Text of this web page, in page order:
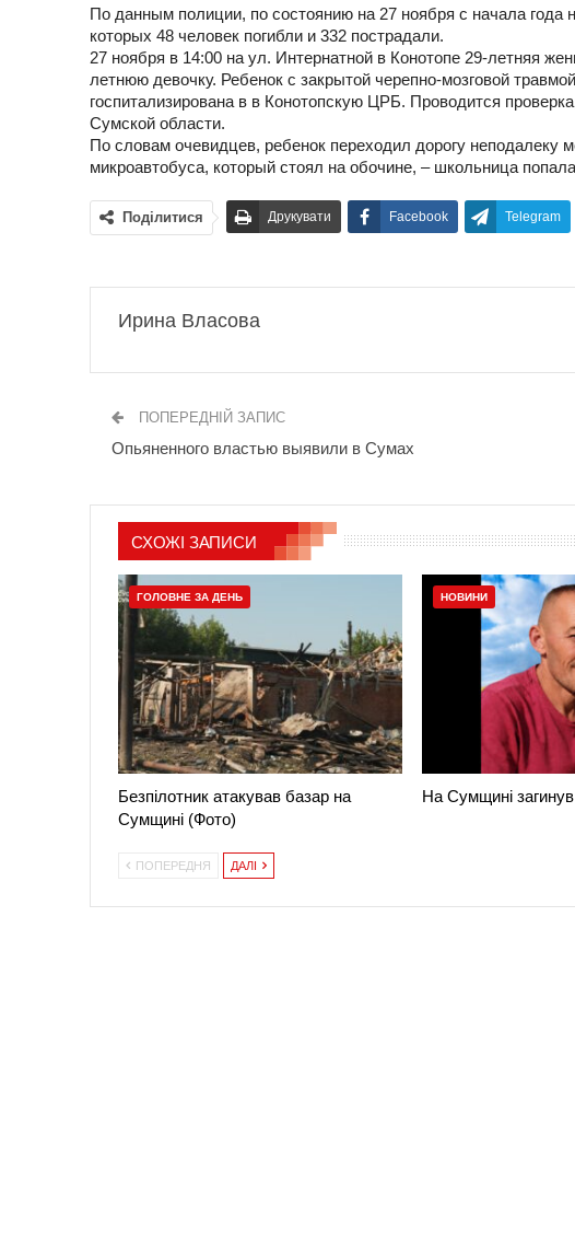
По данным полиции, по состоянию на 27 ноября с начала
которых 48 человек погибли и 332 пострадали.
27 ноября в 14:00 на ул. Интернатной в Конотопе 29-летняя
летнюю девочку. Ребенок с закрытой черепно-мозговой
госпитализирована в в Конотопскую ЦРБ. Проводится
Сумской области.
По словам очевидцев, ребенок переходил дорогу неподалеку
микроавтобуса, который стоял на обочине, – школьница
Поділитися Друкувати Facebook Telegram
Ирина Власова
ПОПЕРЕДНІЙ ЗАПИС
Опьяненного властью выявили в Сумах
СХОЖІ ЗАПИСИ
ГОЛОВНЕ ЗА ДЕНЬ
Безпілотник атакував базар на
Сумщині (Фото)
НОВИНИ
На Сумщині
ПОПЕРЕДНЯ ДАЛІ